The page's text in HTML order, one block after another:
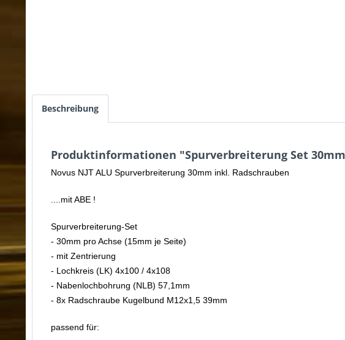
Beschreibung
Produktinformationen "Spurverbreiterung Set
Novus NJT ALU Spurverbreiterung 30mm inkl. Radschrauben
....mit ABE !
Spurverbreiterung-Set
- 30mm pro Achse (15mm je Seite)
- mit Zentrierung
- Lochkreis (LK) 4x100 / 4x108
- Nabenlochbohrung (NLB) 57,1mm
- 8x Radschraube Kugelbund M12x1,5 39mm
passend für: